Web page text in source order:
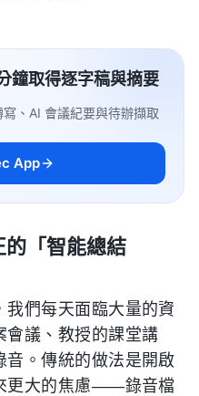
鐘取得逐字稿與摘要
、AI 會議紀要與待辦擷取
App
「智能總結
們每天面臨大量的資
會議、教授的課堂講
音。傳統的做法是開啟
更大的焦慮——錄音檔